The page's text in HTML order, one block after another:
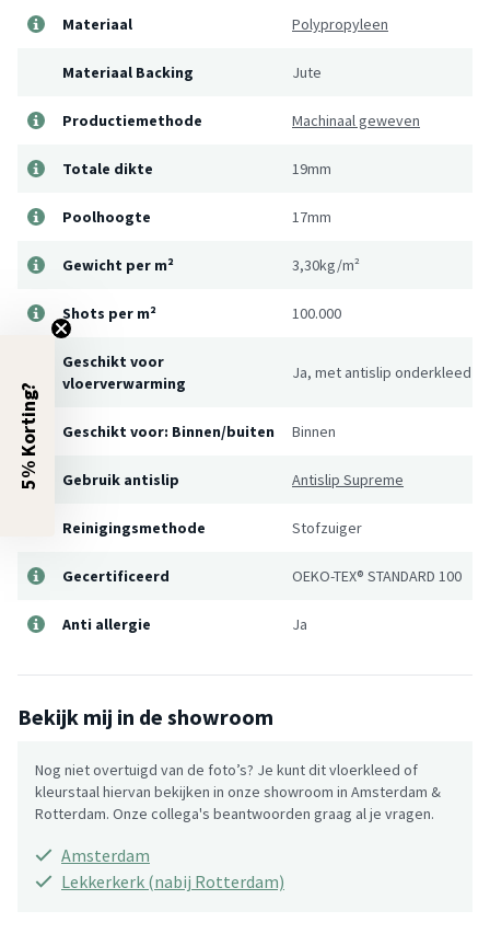
Materiaal Polypropyleen
Materiaal Backing Jute
Productiemethode Machinaal geweven
Totale dikte 19mm
Poolhoogte 17mm
Gewicht per m² 3,30kg/m²
Shots per m² 100.000
Geschikt voor
vloerverwarming
Ja, met antislip onderkleed
Geschikt voor: Binnen/buiten Binnen
Gebruik antislip Antislip Supreme
Reinigingsmethode Stofzuiger
Gecertificeerd OEKO-TEX® STANDARD 100
Anti allergie Ja
Bekijk mij in de showroom
Nog niet overtuigd van de foto’s? Je kunt dit vloerkleed of
kleurstaal hiervan bekijken in onze showroom in Amsterdam &
Rotterdam. Onze collega's beantwoorden graag al je vragen.
Amsterdam
Lekkerkerk (nabij Rotterdam)
5% Korting?